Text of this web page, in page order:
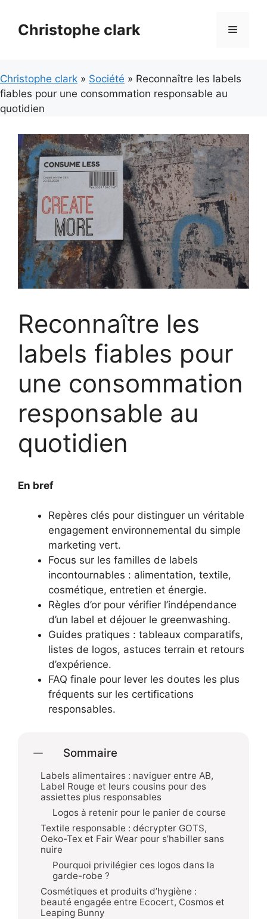
contenuChristophe clark Menu
Christophe clark » Société » Reconnaître les labels
fiables pour une consommation responsable au
quotidien
Reconnaître les
labels fiables pour
une consommation
responsable au
quotidien
En bref
Repères clés pour distinguer un véritable
engagement environnemental du simple
marketing vert.
Focus sur les familles de labels
incontournables : alimentation, textile,
cosmétique, entretien et énergie.
Règles d’or pour vérifier l’indépendance
d’un label et déjouer le greenwashing.
Guides pratiques : tableaux comparatifs,
listes de logos, astuces terrain et retours
d’expérience.
FAQ finale pour lever les doutes les plus
fréquents sur les certifications
responsables.
Sommaire
Labels alimentaires : naviguer entre AB,
Label Rouge et leurs cousins pour des
assiettes plus responsables
Logos à retenir pour le panier de course
Textile responsable : décrypter GOTS,
Oeko-Tex et Fair Wear pour s’habiller sans
nuire
Pourquoi privilégier ces logos dans la
garde-robe ?
Cosmétiques et produits d’hygiène :
beauté engagée entre Ecocert, Cosmos et
Leaping Bunny